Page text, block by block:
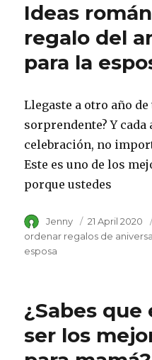
Ideas
regalo del
para la
Llegaste a otro año
sorprendente? Y
celebración, no
Este es uno de los
porque ustedes
Author
Jenny
Posted
on
21 April 2020
ordenar regalos de
esposa
¿Sabes
ser los